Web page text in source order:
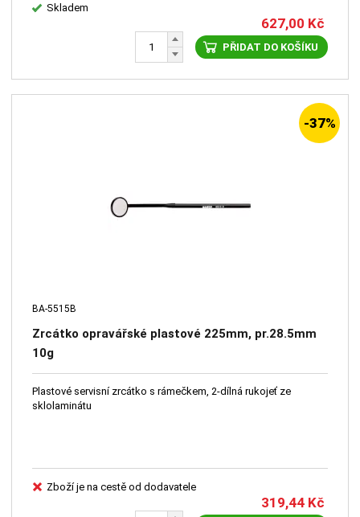
Skladem
627,00 Kč
PŘIDAT DO KOŠÍKU
-37%
BA-5515B
Zrcátko opravářské plastové 225mm, pr.28.5mm
10g
Plastové servisní zrcátko s rámečkem, 2-dílná rukojeť ze
sklolaminátu
Zboží je na cestě od dodavatele
319,44 Kč